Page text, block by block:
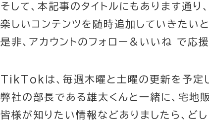
そして、本記事のタイトルにもあります通
楽しいコンテンツを随時追加していきたいと
是非、アカウントのフォロー＆いいね で
TikTokは、毎週木曜と土曜の更新を予定し
弊社の部長である雄太くんと一緒に、宅地
皆様が知りたい情報などありましたら、ど